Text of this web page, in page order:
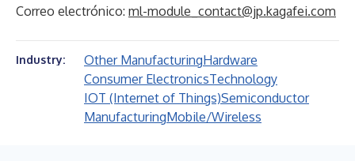
Correo electrónico: ml-module_contact@jp.kagafei.com
Industry: Other ManufacturingHardware
Consumer ElectronicsTechnology
IOT (Internet of Things)Semiconductor
ManufacturingMobile/Wireless